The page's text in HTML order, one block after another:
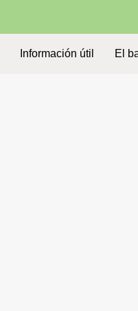
Información útil El